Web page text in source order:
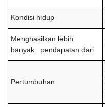
Kondisi hidup
Menghasilkan lebih
banyak pendapatan dari
Pertumbuhan